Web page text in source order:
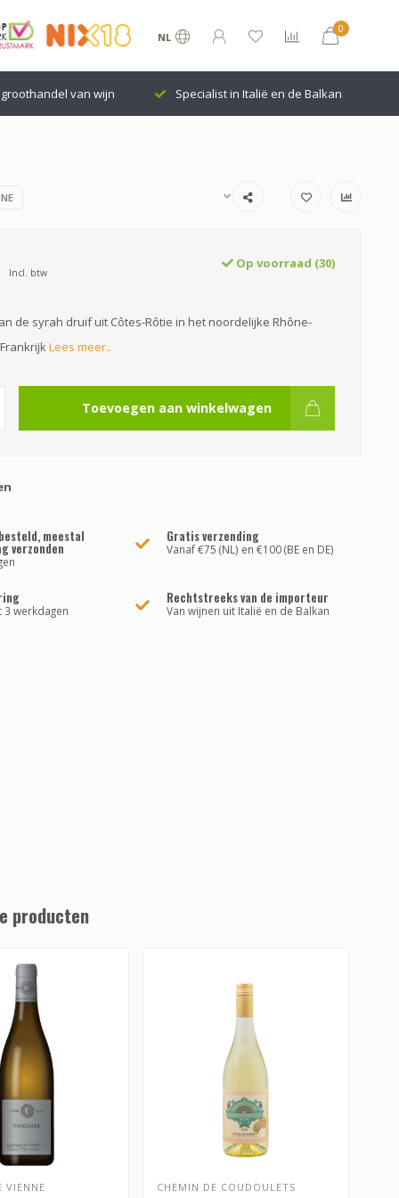
NL
0
van wijn Specialist in Italië en de Balkan
Incl. btw
Op voorraad (30)
de syrah druif uit Côtes-Rôtie in het noordelijke Rhône-
Lees meer..
Toevoegen aan winkelwagen
meestal
verzonden
Gratis verzending
Vanaf €75 (NL) en €100 (BE en DE)
3 werkdagen
Rechtstreeks van de importeur
Van wijnen uit Italië en de Balkan
producten
VIENNE CHEMIN DE COUDOULETS